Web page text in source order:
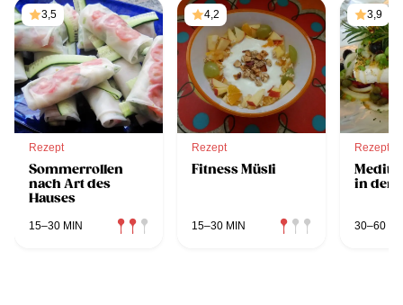
3,5
Rezept
Sommerrollen
nach Art des
Hauses
15–30 MIN
4,2
Rezept
Fitness Müsli
15–30 MIN
3,9
Rezept
in der
30–60